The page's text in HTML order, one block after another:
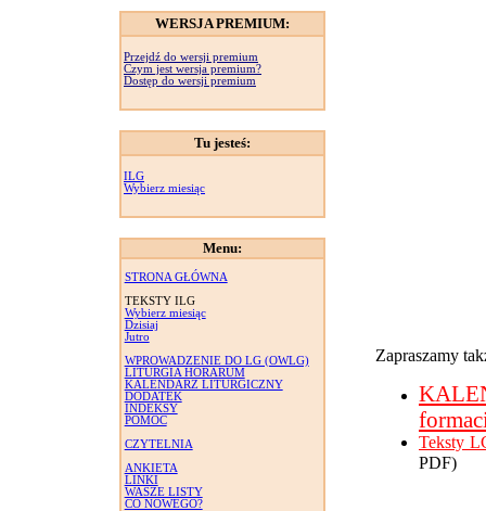
WERSJA PREMIUM:
Przejdź do wersji premium
Czym jest wersja premium?
Dostęp do wersji premium
Tu jesteś:
ILG
Wybierz miesiąc
Menu:
STRONA GŁÓWNA
TEKSTY ILG
Wybierz miesiąc
Dzisiaj
Jutro
WPROWADZENIE DO LG (OWLG)
LITURGIA HORARUM
KALENDARZ LITURGICZNY
DODATEK
INDEKSY
POMOC
CZYTELNIA
ANKIETA
LINKI
WASZE LISTY
CO NOWEGO?
Zapraszamy
Teksty
PDF)